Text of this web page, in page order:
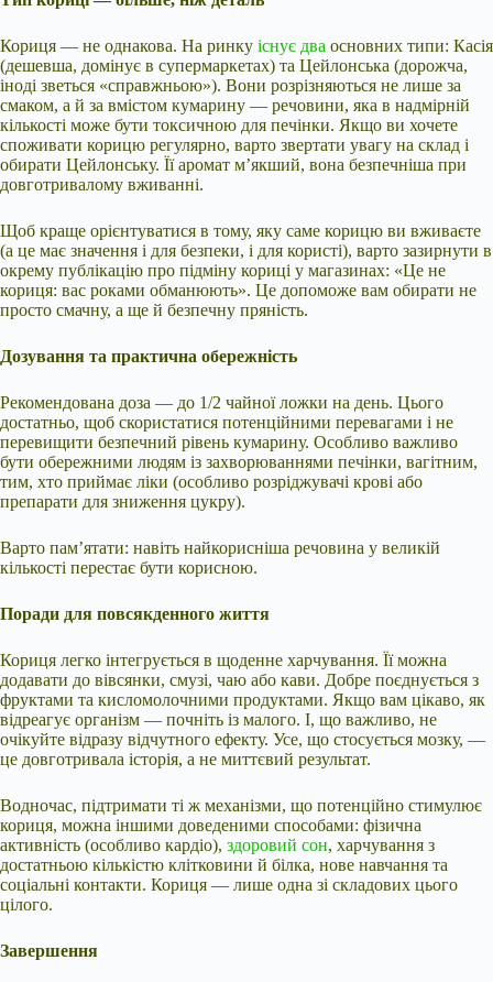
Кориця — не однакова. На ринку існує два основних типи: Касія
(дешевша, домінує в супермаркетах) та Цейлонська (дорожча,
іноді зветься «справжньою»). Вони розрізняються не лише за
смаком, а й за вмістом кумарину — речовини, яка в надмірній
кількості може бути токсичною для печінки. Якщо ви хочете
споживати корицю регулярно, варто звертати увагу на склад і
обирати Цейлонську. Її аромат м’якший, вона безпечніша при
довготривалому вживанні.
Щоб краще орієнтуватися в тому, яку саме корицю ви вживаєте
(а це має значення і для безпеки, і для користі), варто зазирнути в
окрему публікацію про підміну кориці у магазинах: «Це не
кориця: вас роками обманюють». Це допоможе вам обирати не
просто смачну, а ще й безпечну пряність.
Дозування та практична обережність
Рекомендована доза — до 1/2 чайної ложки на день. Цього
достатньо, щоб скористатися потенційними перевагами і не
перевищити безпечний рівень кумарину. Особливо важливо
бути обережними людям із захворюваннями печінки, вагітним,
тим, хто приймає ліки (особливо розріджувачі крові або
препарати для зниження цукру).
Варто пам’ятати: навіть найкорисніша речовина у великій
кількості перестає бути корисною.
Поради для повсякденного життя
Кориця легко інтегрується в щоденне харчування. Її можна
додавати до вівсянки, смузі, чаю або кави. Добре поєднується з
фруктами та кисломолочними продуктами. Якщо вам цікаво, як
відреагує організм — почніть із малого. І, що важливо, не
очікуйте відразу відчутного ефекту. Усе, що стосується мозку, —
це довготривала історія, а не миттєвий результат.
Водночас, підтримати ті ж механізми, що потенційно стимулює
кориця, можна іншими доведеними способами: фізична
активність (особливо кардіо), здоровий сон, харчування з
достатньою кількістю клітковини й білка, нове навчання та
соціальні контакти. Кориця — лише одна зі складових цього
цілого.
Завершення